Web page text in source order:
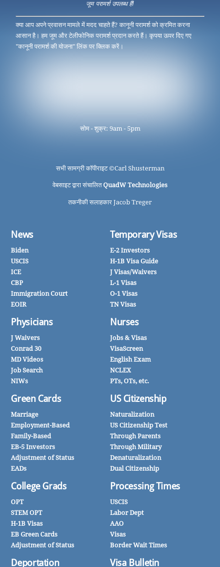
जूम परामर्श उपलब्ध हैं!
क्या आप अपने प्रवासन मामले में मदद चाहते हैं? कानूनी परामर्श को क्रमित करना
आसान है। हम जूम और टेलीफोनिक परामर्श प्रदान करते हैं। कृपया ऊपर दिए गए
"कानूनी परामर्श की योजना" लिंक पर क्लिक करें।
सोम - शुक्र: 9am - 5pm
सभी सामग्री कॉपीराइट ©Carl Shusterman
वेबसाइट द्वारा संचालितQuadW Technologies
तकनीकी सलाहकार Jacob Treger
News
Biden
USCIS
ICE
CBP
Immigration Court
EOIR
Physicians
J Waivers
Conrad 30
MD Videos
Job Search
NIWs
Green Cards
Marriage
Employment-Based
Family-Based
EB-5 Investors
Adjustment of Status
EADs
College Grads
OPT
STEM OPT
H-1B Visas
EB Green Cards
Adjustment of Status
Deportation
Temporary Visas
E-2 Investors
H-1B Visa Guide
J Visas/Waivers
L-1 Visas
O-1 Visas
TN Visas
Nurses
Jobs & Visas
VisaScreen
English Exam
NCLEX
PTs, OTs, etc.
US Citizenship
Naturalization
US Citizenship Test
Through Parents
Through Military
Denaturalization
Dual Citizenship
Processing Times
USCIS
Labor Dept
AAO
Visas
Border Wait Times
Visa Bulletin